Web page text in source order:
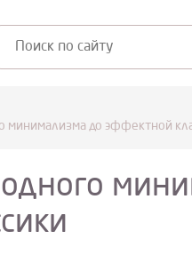
минимализма до эффектной